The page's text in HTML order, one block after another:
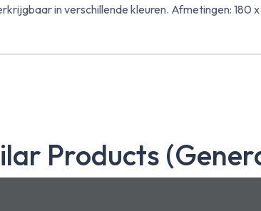
in verschillende kleuren. Afmetingen: 180
Products